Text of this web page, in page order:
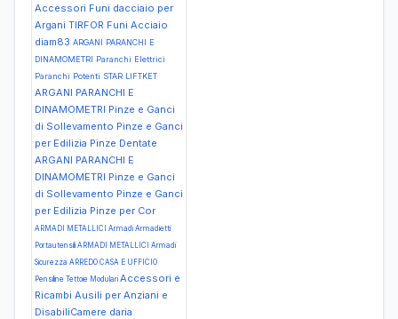
Accessori Funi dacciaio per
Argani TIRFOR Funi Acciaio
diam83 ARGANI PARANCHI E
DINAMOMETRI Paranchi Elettrici
Paranchi Potenti STAR LIFTKET
ARGANI PARANCHI E
DINAMOMETRI Pinze e Ganci
di Sollevamento Pinze e Ganci
per Edilizia Pinze Dentate
ARGANI PARANCHI E
DINAMOMETRI Pinze e Ganci
di Sollevamento Pinze e Ganci
per Edilizia Pinze per Cor
ARMADI METALLICI Armadi Armadietti
PortautensiliARMADI METALLICI Armadi
Sicurezza ARREDO CASA E UFFICIO
Pensiline Tettoie ModulariAccessori e
Ricambi Ausili per Anziani e
DisabiliCamere daria